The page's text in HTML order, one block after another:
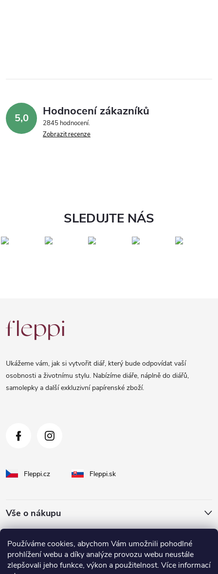
Používáme cookies, abychom Vám umožnili pohodlné
prohlížení webu a díky analýze provozu webu neustále
zlepšovali jeho funkce, výkon a použitelnost. Více informací
5,0 Hodnocení zákazníků
2845 hodnocení
Zobrazit recenze
SLEDUJTE NÁS
á
Ukážeme vám, jak si vytvořit diář, který bude odpovídat vaší
osobnosti a životnímu stylu. Nabízíme diáře, náplně do diářů,
samolepky a další exkluzivní papírenské zboží.
Fleppi.cz Fleppi.sk
Vše o nákupu
O Fleppi
Inspirace pro vás